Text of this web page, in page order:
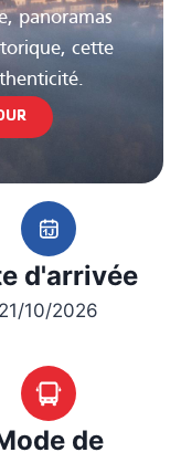
panoramas
cette
d'arrivée
21/10/2026
de